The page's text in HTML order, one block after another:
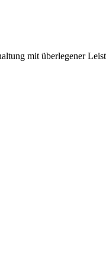
mit überlegener